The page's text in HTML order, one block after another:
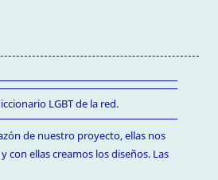
LGBT de la red.
de nuestro proyecto, ellas nos
con ellas creamos los diseños. Las